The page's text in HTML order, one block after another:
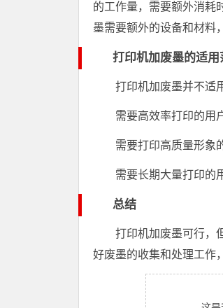
的工作量，需要额外消耗
墨需要额外的设备和材料
打印机加废墨的适用
打印机加废墨并不适
需要高效率打印的用
需要打印高质量形象
需要长期大量打印的
总结
打印机加废墨可行，
好废墨的收集和处理工作